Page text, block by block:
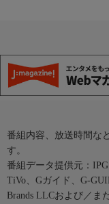
番組内容、放送時間な
す。
番組データ提供元：IPG
TiVo、Gガイド、G-
Brands LLCおよび／ま